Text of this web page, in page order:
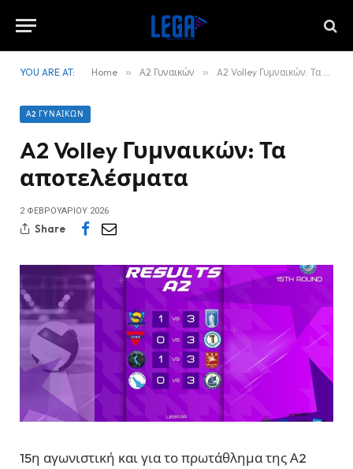
YOU ARE AT: Home » Α2 Γυναικών » A2 Volley Γυμναικών: Τα αποτελέσματα
Α2 ΓΥΝΑΙΚΏΝ
A2 Volley Γυμναικών: Τα
αποτελέσματα
2 ΦΕΒΡΟΥΑΡΊΟΥ 2026
Share
15η αγωνιστική και για το πρωτάθλημα της Α2